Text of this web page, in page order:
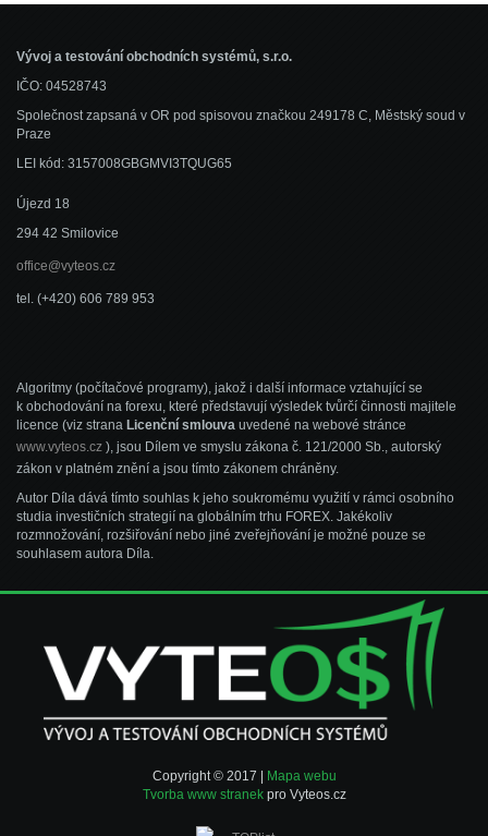
Vývoj a testování obchodních systémů, s.r.o.
IČO: 04528743
Společnost zapsaná v OR pod spisovou značkou 249178 C, Městský soud v
Praze
LEI kód: 3157008GBGMVI3TQUG65
Újezd 18
294 42 Smilovice
office@vyteos.cz
tel. (+420) 606 789 953
Algoritmy (počítačové programy), jakož i další informace vztahující se
k obchodování na forexu, které představují výsledek tvůrčí činnosti majitele
licence (viz strana Licenční smlouva uvedené na webové stránce
www.vyteos.cz ), jsou Dílem ve smyslu zákona č. 121/2000 Sb., autorský
zákon v platném znění a jsou tímto zákonem chráněny.
Autor Díla dává tímto souhlas k jeho soukromému využití v rámci osobního
studia investičních strategií na globálním trhu FOREX. Jakékoliv
rozmnožování, rozšiřování nebo jiné zveřejňování je možné pouze se
souhlasem autora Díla.
Copyright © 2017 |
Mapa webu
Tvorba www stranek pro Vyteos.cz